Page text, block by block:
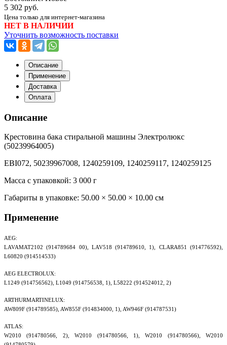
5 302 руб.
Цена только для интернет-магазина
НЕТ В НАЛИЧИИ
Уточнить возможность поставки
Описание
Применение
Доставка
Оплата
Описание
Крестовина бака стиральной машины Электролюкс
(50239964005)
EBI072, 50239967008, 1240259109, 1240259117, 1240259125
Масса с упаковкой: 3 000 г
Габариты в упаковке: 50.00 × 50.00 × 10.00 см
Применение
AEG:
LAVAMAT2102 (914789684 00), LAV518 (914789610, 1), CLARA851 (914776592),
L60820 (914514533)
AEG ELECTROLUX:
L1249 (914756562), L1049 (914756538, 1), L58222 (914524012, 2)
ARTHURMARTINELUX:
AW809F (914789585), AW855F (914834000, 1), AW946F (914787531)
ATLAS:
W2010 (914780566, 2), W2010 (914780566, 1), W2010 (914780566), W2010